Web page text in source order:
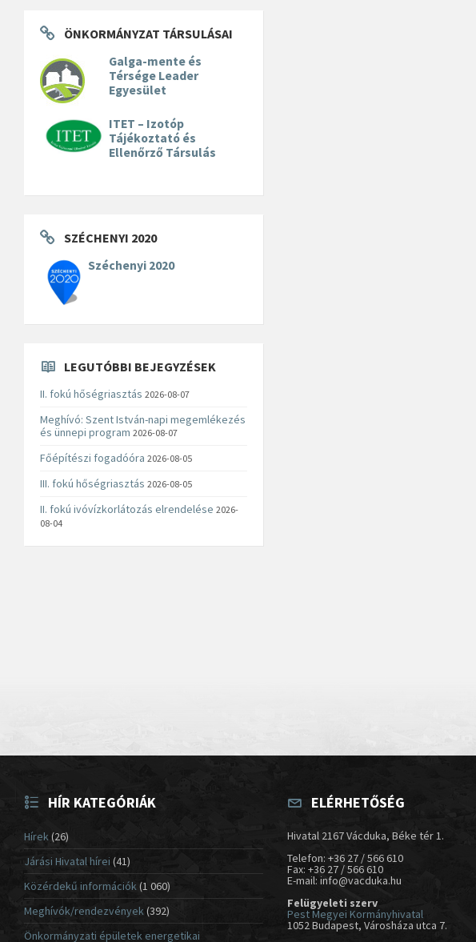
ÖNKORMÁNYZAT TÁRSULÁSAI
Galga-mente és
Térsége Leader
Egyesület
ITET – Izotóp
Tájékoztató és
Ellenőrző Társulás
SZÉCHENYI 2020
Széchenyi 2020
LEGUTÓBBI BEJEGYZÉSEK
II. fokú hőségriasztás 2026-08-07
Meghívó: Szent István-napi megemlékezés
és ünnepi program 2026-08-07
Főépítészi fogadóóra 2026-08-05
III. fokú hőségriasztás 2026-08-05
II. fokú ivóvízkorlátozás elrendelése 2026-
08-04
HÍR KATEGÓRIÁK
Hírek (26)
Járási Hivatal hírei (41)
Közérdekű információk(1 060)
Meghívók/rendezvények(392)
Önkormányzati épületek energetikai
ELÉRHETŐSÉG
Hivatal 2167 Vácduka, Béke tér 1.
Telefon: +36 27 / 566 610
Fax: +36 27 / 566 610
E-mail: info@vacduka.hu
Felügyeleti szerv
Pest Megyei Kormányhivatal
1052 Budapest, Városháza utca 7.